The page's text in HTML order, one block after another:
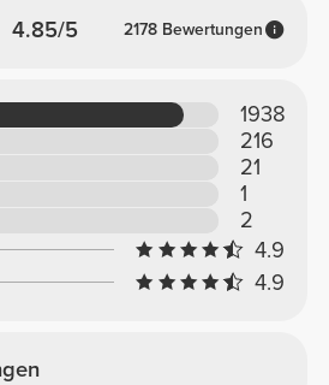
4.85/5 2178 Bewertungen
1938
216
21
1
2
4.9
4.9